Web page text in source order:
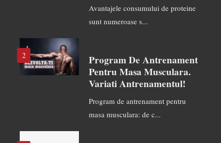
Avantajele consumului de proteine
sunt numeroase s...
2
Program De Antrenament
Pentru Masa Musculara.
Variati Antrenamentul!
Program de antrenament pentru
masa musculara: de c...